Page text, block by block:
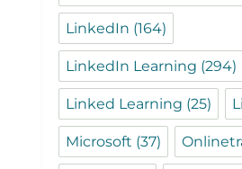
LinkedIn (164)
LinkedIn Learning (294)
Linked Learning (25)
Microsoft (37)